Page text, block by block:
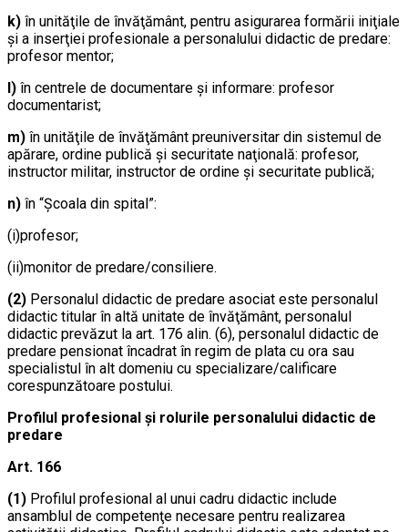
k) în unităţile de învăţământ, pentru asigurarea formării iniţiale
şi a inserţiei profesionale a personalului didactic de predare:
profesor mentor;
l) în centrele de documentare şi informare: profesor
documentarist;
m) în unităţile de învăţământ preuniversitar din sistemul de
apărare, ordine publică şi securitate naţională: profesor,
instructor militar, instructor de ordine şi securitate publică;
n) în “Şcoala din spital”:
(i)profesor;
(ii)monitor de predare/consiliere.
(2) Personalul didactic de predare asociat este personalul
didactic titular în altă unitate de învăţământ, personalul
didactic prevăzut la art. 176 alin. (6), personalul didactic de
predare pensionat încadrat în regim de plata cu ora sau
specialistul în alt domeniu cu specializare/calificare
corespunzătoare postului.
Profilul profesional şi rolurile personalului didactic de
predare
Art. 166
(1) Profilul profesional al unui cadru didactic include
ansamblul de competenţe necesare pentru realizarea